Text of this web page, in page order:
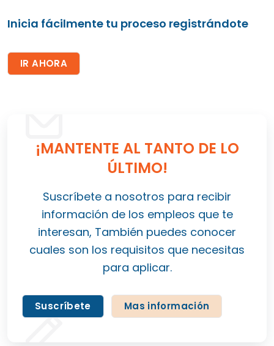
Inicia fácilmente tu proceso registrándote
IR AHORA
¡MANTENTE AL TANTO DE LO
ÚLTIMO!
Suscríbete a nosotros para recibir
información de los empleos que te
interesan, También puedes conocer
cuales son los requisitos que necesitas
para aplicar.
Suscríbete Mas información